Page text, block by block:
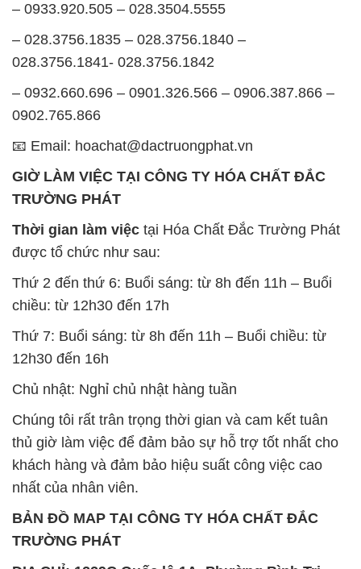
chiều: từ 12h30 đến 17h
Thứ 7: Buổi sáng: từ 8h đến 11h – Buổi chiều: từ
12h30 đến 16h
Chủ nhật: Nghỉ chủ nhật hàng tuần
Chúng tôi rất trân trọng thời gian và cam kết tuân
thủ giờ làm việc để đảm bảo sự hỗ trợ tốt nhất cho
khách hàng và đảm bảo hiệu suất công việc cao
nhất của nhân viên.
BẢN ĐỒ MAP TẠI CÔNG TY HÓA CHẤT ĐẮC
TRƯỜNG PHÁT
ĐỊA CHỈ: 1229C Quốc lộ 1A, Phường Bình Trị
Đông B, Quận Bình Tân, Sài Gòn TP. Hồ Chí